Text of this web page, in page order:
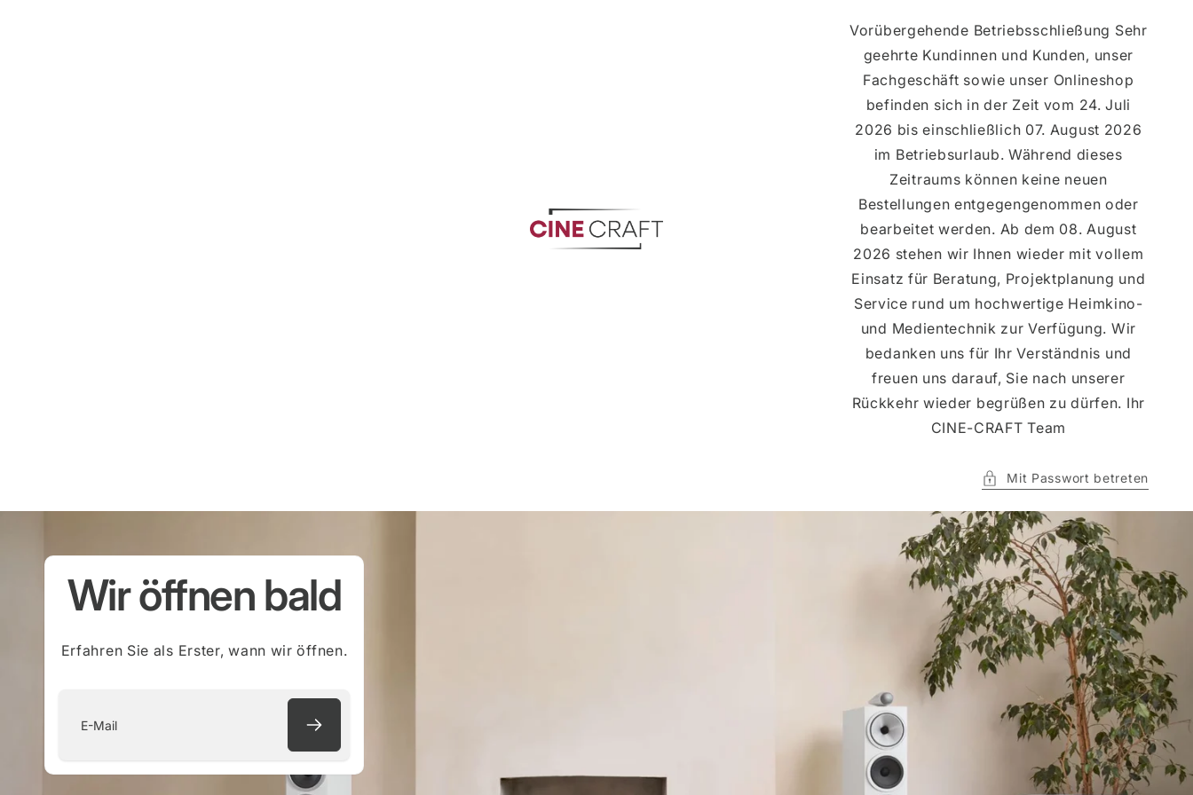
Vorübergehende Betriebsschließung Sehr
geehrte Kundinnen und Kunden, unser
Fachgeschäft sowie unser Onlineshop
befinden sich in der Zeit vom 24. Juli
2026 bis einschließlich 07. August 2026
im Betriebsurlaub. Während dieses
Zeitraums können keine neuen
Bestellungen entgegengenommen oder
bearbeitet werden. Ab dem 08. August
2026 stehen wir Ihnen wieder mit vollem
Einsatz für Beratung, Projektplanung und
Service rund um hochwertige Heimkino-
und Medientechnik zur Verfügung. Wir
bedanken uns für Ihr Verständnis und
freuen uns darauf, Sie nach unserer
Rückkehr wieder begrüßen zu dürfen. Ihr
CINE-CRAFT Team
Mit Passwort betreten
Wir öffnen bald
Erfahren Sie als Erster, wann wir öffnen.